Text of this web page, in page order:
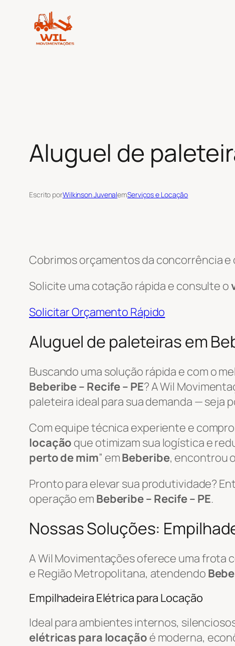
Aluguel de
Escrito porWilkinson JuvenalemServiços e Locação
Cobrimos orçamentos da concorrência
Solicite uma cotação rápida e consulte o
Solicitar Orçamento Rápido
Aluguel de paleteiras em
Buscando uma solução rápida e com o
Beberibe – Recife – PE? A Wil
paleteira ideal para sua demanda — seja
Com equipe técnica experiente e
locação que otimizam sua logística e
perto de mim” emBeberibe, encontrou
Pronto para elevar sua produtividade?
operação em Beberibe – Recife – PE.
Nossas Soluções:
A Wil Movimentações oferece uma frota
e Região Metropolitana, atendendo
Empilhadeira Elétrica para Locação
Ideal para ambientes internos,
elétricas para locação é moderna,